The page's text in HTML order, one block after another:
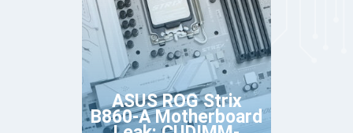
ASUS ROG Strix
B860-A Motherboard